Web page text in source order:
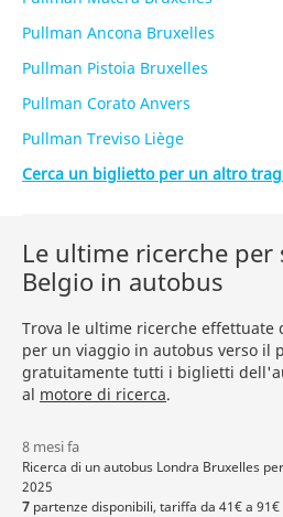
Pullman Ancona Bruxelles
Pullman Pistoia Bruxelles
Pullman Corato Anvers
Pullman Treviso Liège
Cerca un biglietto per un altro
Le ultime ricerche per
Belgio in autobus
Trova le ultime ricerche
per un viaggio in autobus verso il
gratuitamente tutti i biglietti
al motore di ricerca.
8 mesi fa
Ricerca di un autobus Londra Bruxelles
2025
7 partenze disponibili, tariffa da 41€ a 91€